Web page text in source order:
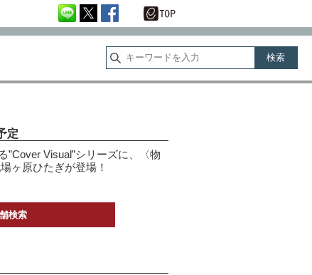
定
”Cover Visual”シリーズに、〈物
ヶ原ひたぎが登場！
検索